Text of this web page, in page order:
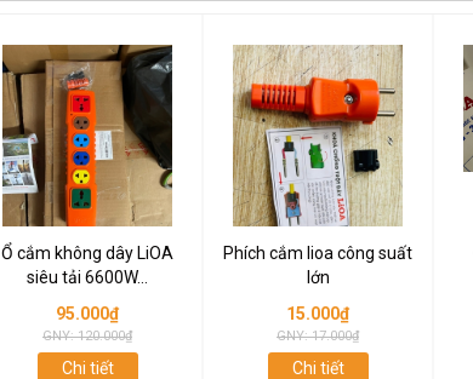
Ổ cắm không dây LiOA
siêu tải 6600W...
95.000₫
GNY: 120.000₫
Chi tiết
Phích cắm lioa công suất
lớn
15.000₫
GNY: 17.000₫
Chi tiết